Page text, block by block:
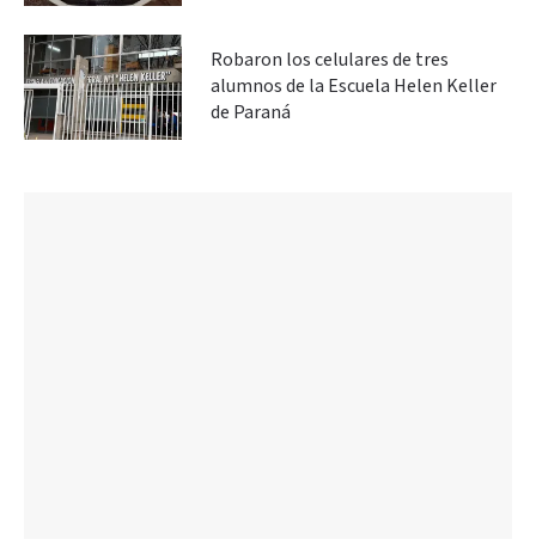
Robaron los celulares de tres
alumnos de la Escuela Helen Keller
de Paraná